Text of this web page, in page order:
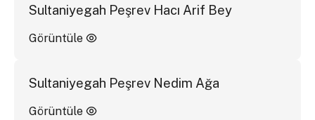
Sultaniyegah Peşrev Hacı Arif Bey
Görüntüle
Sultaniyegah Peşrev Nedim Ağa
Görüntüle